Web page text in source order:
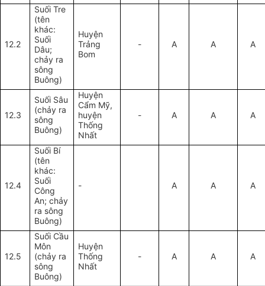
12.2
Suối Tre
(tên
khác:
Suối
Dâu;
chảy ra
sông
Buông)
Huyện
Trảng
Bom
- A A A
12.3
Suối Sâu
(chảy ra
sông
Buông)
Huyện
Cẩm Mỹ,
huyện
Thống
Nhất
- A A A
12.4
Suối Bí
(tên
khác:
Suối
Công
An; chảy
ra sông
Buông)
- A A A
12.5
Suối Cầu
Môn
(chảy ra
sông
Buông)
Huyện
Thống
Nhất
- A A A